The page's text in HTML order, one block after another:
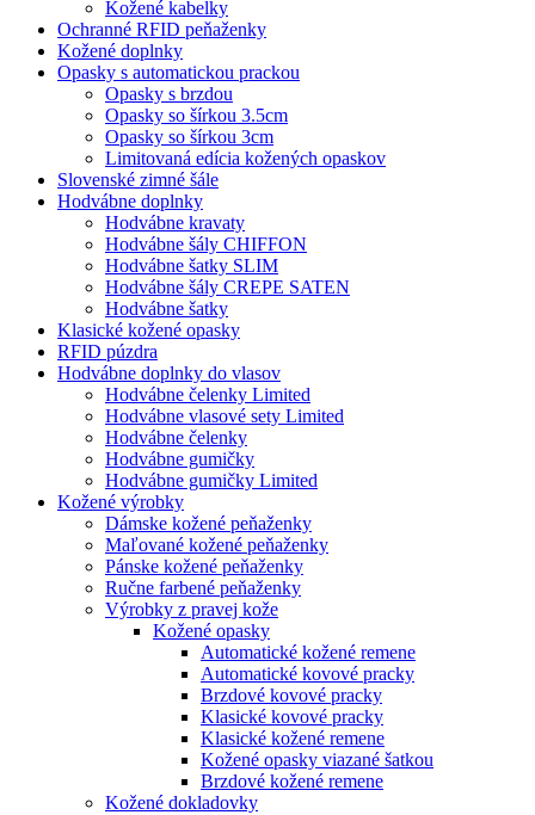
Kožené kabelky
Ochranné RFID peňaženky
Kožené doplnky
Opasky s automatickou prackou
Opasky s brzdou
Opasky so šírkou 3.5cm
Opasky so šírkou 3cm
Limitovaná edícia kožených opaskov
Slovenské zimné šále
Hodvábne doplnky
Hodvábne kravaty
Hodvábne šály CHIFFON
Hodvábne šatky SLIM
Hodvábne šály CREPE SATEN
Hodvábne šatky
Klasické kožené opasky
RFID púzdra
Hodvábne doplnky do vlasov
Hodvábne čelenky Limited
Hodvábne vlasové sety Limited
Hodvábne čelenky
Hodvábne gumičky
Hodvábne gumičky Limited
Kožené výrobky
Dámske kožené peňaženky
Maľované kožené peňaženky
Pánske kožené peňaženky
Ručne farbené peňaženky
Výrobky z pravej kože
Kožené opasky
Automatické kožené remene
Automatické kovové pracky
Brzdové kovové pracky
Klasické kovové pracky
Klasické kožené remene
Kožené opasky viazané šatkou
Brzdové kožené remene
Kožené dokladovky